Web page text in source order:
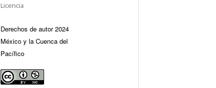
Licencia
Derechos de autor 2024
México y la Cuenca del
Pacífico